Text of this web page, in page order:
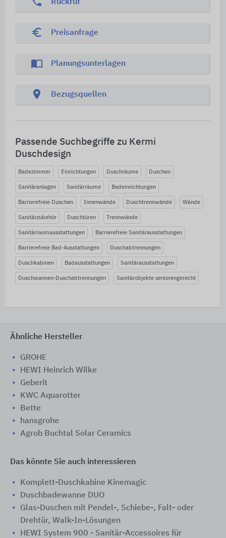
Rückruf
euro_symbol Preisanfrage
import_contacts Planungsunterlagen
location_on Bezugsquellen
Passende Suchbegriffe zu Kermi
Duschdesign
Badezimmer Einrichtungen Duschräume Duschen
Sanitäranlagen Sanitärräume Badeinrichtungen
Barrierefreie Duschen Innenwände Duschtrennwände Wände
Sanitärzubehör Duschtüren Trennwände
Sanitärraumausstattungen Barrierefreie Sanitärausstattungen
Barrierefreie Bad-Ausstattungen Duschabtrennungen
Duschkabinen Badausstattungen Sanitärausstattungen
Duschwannen-Duschabtrennungen Sanitärobjekte seniorengerecht
Ähnliche Hersteller
GROHE
HEWI Heinrich Wilke
Geberit
KWC Aquarotter
Bette
hansgrohe
Agrob Buchtal Solar Ceramics
Das könnte Sie auch interessieren
Komplett-Duschkabine Kinemagic
Duschbadewanne DUO
Glas-Duschen mit Pendel-, Schiebe-, Falt- oder
Drehtür, Walk-In-Lösungen
HEWI System 900 - Sanitär-Accessoires für